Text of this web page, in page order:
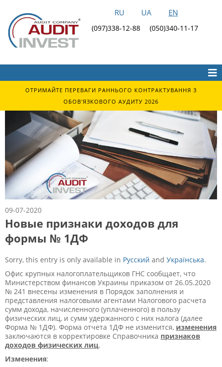
RU UA EN
(097)338-12-88 (050)340-11-17
ОТРИМАЙТЕ ПЕРЕВАГИ РАННЬОГО КОНТРАКТУВАННЯ З
ОБОВ'ЯЗКОВОГО АУДИТУ 2026
09-07-2020
Новые признаки доходов для
формы № 1ДФ
Sorry, this entry is only available in Русский and Українська.
Офис крупных налогоплательщиков ГНС сообщает, что
Министерством финансов Украины приказом от 26.05.2020
№ 241 внесены изменения в Порядок заполнения и
представления налоговыми агентами Налогового расчета
сумм дохода, начисленного (уплаченного) в пользу
физических лиц, и сумм удержанного с них налога (далее
Форма № 1ДФ). Форма отчета 1ДФ не изменится, изменения
заключаются в корректировке Справочника признаков
доходов физических лиц.
Изменения: